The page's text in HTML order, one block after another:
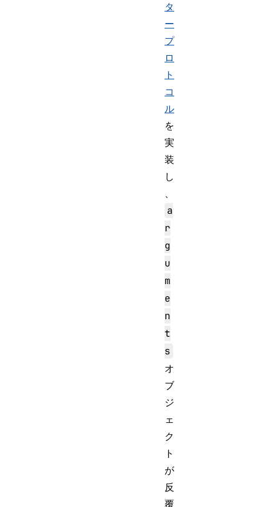
タ
ー
プ
ロ
ト
コ
ル
を
実
装
し
、
a
r
g
u
m
e
n
t
s
オ
ブ
ジ
ェ
ク
ト
が
反
覆